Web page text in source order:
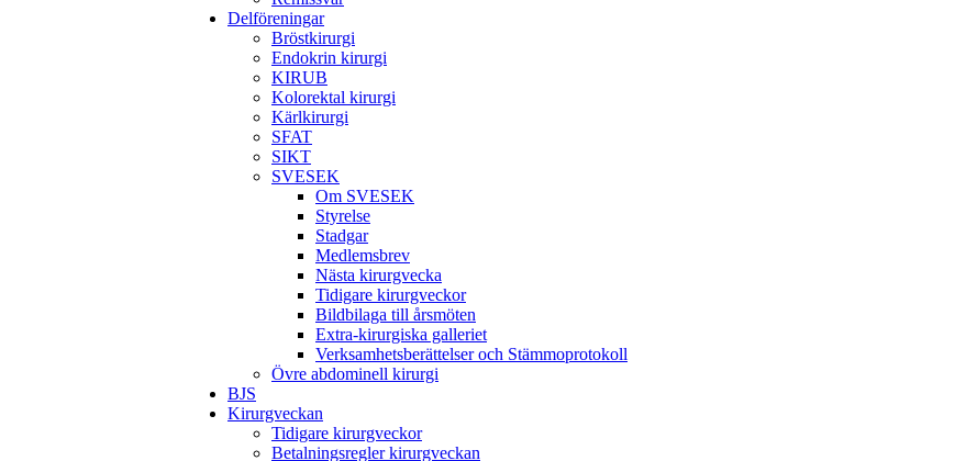
Delföreningar
Bröstkirurgi
Endokrin kirurgi
KIRUB
Kolorektal kirurgi
Kärlkirurgi
SFAT
SIKT
SVESEK
Om SVESEK
Styrelse
Stadgar
Medlemsbrev
Nästa kirurgvecka
Tidigare kirurgveckor
Bildbilaga till årsmöten
Extra-kirurgiska galleriet
Verksamhetsberättelser och Stämmoprotokoll
Övre abdominell kirurgi
BJS
Kirurgveckan
Tidigare kirurgveckor
Betalningsregler kirurgveckan